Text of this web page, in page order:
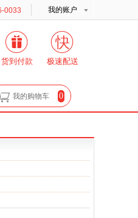
我的账户
0033
货到付款 极速配送
我的购物车 0